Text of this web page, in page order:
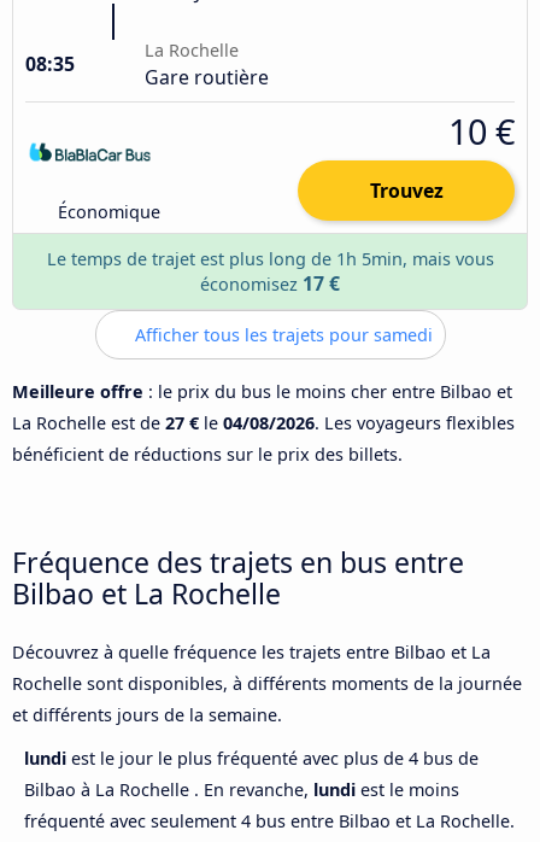
08:35
La Rochelle
Gare routière
Économique
10 €
Trouvez
Le temps de trajet est plus long de 1h 5min, mais vous
économisez 17 €
Afficher tous les trajets pour samedi
Meilleure offre : le prix du bus le moins cher entre Bilbao et
La Rochelle est de 27 € le 04/08/2026. Les voyageurs flexibles
bénéficient de réductions sur le prix des billets.
Fréquence des trajets en bus entre
Bilbao et La Rochelle
Découvrez à quelle fréquence les trajets entre Bilbao et La
Rochelle sont disponibles, à différents moments de la journée
et différents jours de la semaine.
lundi est le jour le plus fréquenté avec plus de 4 bus de
Bilbao à La Rochelle . En revanche, lundi est le moins
fréquenté avec seulement 4 bus entre Bilbao et La Rochelle.